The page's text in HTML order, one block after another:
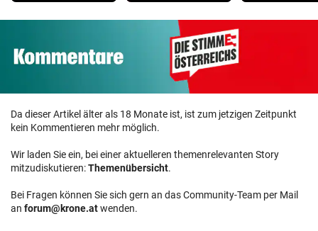
Da dieser Artikel älter als 18 Monate ist, ist zum jetzigen Zeitpunkt
kein Kommentieren mehr möglich.
Wir laden Sie ein, bei einer aktuelleren themenrelevanten Story
mitzudiskutieren:Themenübersicht.
Bei Fragen können Sie sich gern an das Community-Team per Mail
an forum@krone.atwenden.